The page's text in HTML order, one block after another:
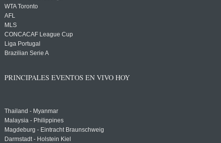
WTA Toronto
AFL
MLS
CONCACAF League Cup
Liga Portugal
Brazilian Serie A
PRINCIPALES EVENTOS EN VIVO HOY
Thailand - Myanmar
Malaysia - Philippines
Magdeburg - Eintracht Braunschweig
Darmstadt - Holstein Kiel